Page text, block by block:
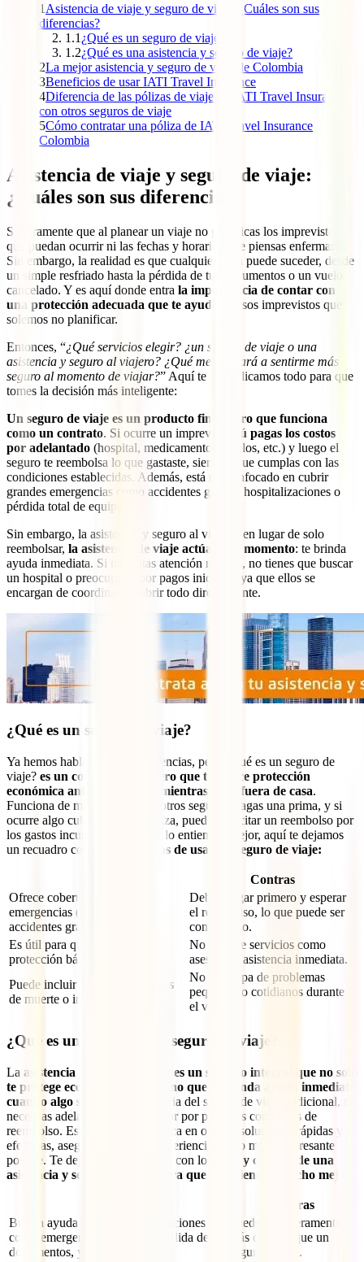
1 Asistencia de viaje y seguro de viaje: ¿Cuáles son sus
diferencias?
1.1 ¿Qué es un seguro de viaje?
1.2¿Qué es una asistencia y seguro de viaje?
2La mejor asistencia y seguro de viaje de Colombia
3Beneficios de usar IATI Travel Insurance
4Diferencia de las pólizas de viaje de IATI Travel Insurance
con otros seguros de viaje
5Cómo contratar una póliza de IATI Travel Insurance
Colombia
Asistencia de viaje y seguro de viaje:
¿Cuáles son sus diferencias?
Seguramente que al planear un viaje no planificas los imprevistos
que puedan ocurrir ni las fechas y horarios que piensas enfermarte.
Sin embargo, la realidad es que cualquier cosa puede suceder, desde
un simple resfriado hasta la pérdida de tus documentos o un vuelo
cancelado. Y es aquí donde entra la importancia de contar con
una protección adecuada que te ayude
en esos imprevistos que
solemos no planificar.
Entonces, “¿Qué servicios elegir? ¿un seguro de viaje o una
asistencia y seguro al viajero? ¿Qué me ayudará a sentirme más
seguro al momento de viajar?” Aquí te lo explicamos todo para que
tomes la decisión más inteligente:
Un seguro de viaje es un producto financiero que funciona
como un contrato. Si ocurre un imprevisto,
tú pagas los costos
por adelantado (hospital, medicamentos, vuelos, etc.) y luego el
seguro te reembolsa lo que gastaste, siempre que cumplas con las
condiciones establecidas. Además, está más enfocado en cubrir
grandes emergencias como accidentes graves, hospitalizaciones o
pérdida total de equipaje.
Sin embargo, la asistencia y seguro al viajero, en lugar de solo
reembolsar, la asistencia de viaje actúa en el momento: te brinda
ayuda inmediata. Si necesitas atención médica, no tienes que buscar
un hospital o preocuparte por pagos iniciales, ya que ellos se
encargan de coordinar y cubrir todo directamente.
¿Qué es un seguro de viaje?
Ya hemos hablado de las diferencias, pero ¿Qué es un seguro de
viaje? es un contrato financiero que te ofrece protección
económica ante imprevistos mientras estás fuera de casa.
Funciona de manera similar a otros seguros: pagas una prima, y si
ocurre algo cubierto por la póliza, puedes solicitar un reembolso por
los gastos incurridos. Para que lo entiendas mejor, aquí te dejamos
un recuadro con
pros y contras de usar un seguro de viaje:
Contras
Ofrece cobertura para grandes
emergencias (hospitalización,
accidentes graves).
Debes pagar primero y esperar
el reembolso, lo que puede ser
complicado.
Es útil para quienes buscan
protección básica a bajo costo.
No incluye servicios como
asesoría o asistencia inmediata.
Puede incluir cobertura en casos
de muerte o invalidez.
No se ocupa de problemas
pequeños o cotidianos durante
el viaje.
¿Qué es una asistencia y seguro de viaje?
La asistencia y seguro de viaje es un servicio integral que no solo
te protege económicamente, sino que te brinda ayuda inmediata
cuando algo sucede
. A diferencia del seguro de viaje tradicional, no
necesitas adelantar pagos ni pasar por procesos complejos de
reembolso. Este servicio se enfoca en ofrecer soluciones rápidas y
efectivas, asegurando que tu experiencia sea lo menos estresante
posible. Te dejamos un recuadro con los
pros y contras de una
asistencia y seguro de viaje para que lo entiendas mucho mejor:
Contras
Brinda ayuda inmediata en situaciones
como emergencias médicas, pérdida de
documentos, y más.
Puede ser ligeramente
más costoso que un
seguro básico.